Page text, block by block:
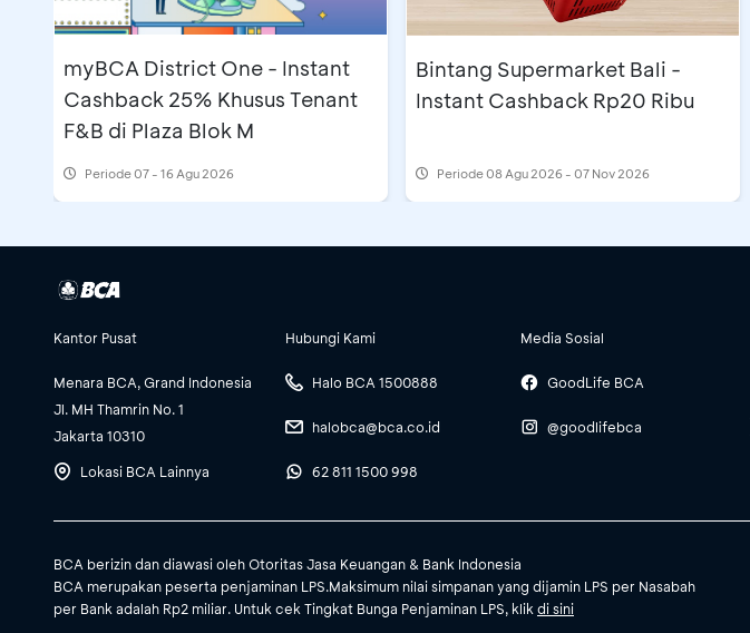
myBCA District One - Instant
Cashback 25% Khusus Tenant
F&B di Plaza Blok M
Periode07 - 16 Agu 2026
Bintang Supermarket Bali -
Instant Cashback Rp20 Ribu
Periode08 Agu 2026 - 07 Nov 2026
Kantor Pusat
Menara BCA, Grand Indonesia
Jl. MH Thamrin No. 1
Jakarta 10310
Lokasi BCA Lainnya
Hubungi Kami
Halo BCA 1500888
halobca@bca.co.id
62 811 1500 998
Media Sosial
GoodLife BCA
@goodlifebca
BCA berizin dan diawasi oleh Otoritas Jasa Keuangan & Bank Indonesia
BCA merupakan peserta penjaminan LPS.Maksimum nilai simpanan yang dijamin LPS per Nasabah
per Bank adalah Rp2 miliar. Untuk cek Tingkat Bunga Penjaminan LPS, klik di sini